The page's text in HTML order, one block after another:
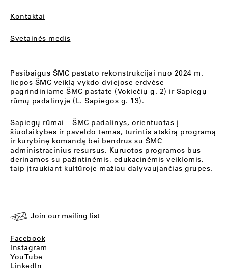
Kontaktai
Svetainės medis
Pasibaigus ŠMC pastato rekonstrukcijai nuo 2024 m.
liepos ŠMC veiklą vykdo dviejose erdvėse –
pagrindiniame ŠMC pastate (Vokiečių g. 2) ir Sapiegų
rūmų padalinyje (L. Sapiegos g. 13).
Sapiegų rūmai – ŠMC padalinys, orientuotas į
šiuolaikybės ir paveldo temas, turintis atskirą programą
ir kūrybinę komandą bei bendrus su ŠMC
administracinius resursus. Kuruotos programos bus
derinamos su pažintinėmis, edukacinėmis veiklomis,
taip įtraukiant kultūroje mažiau dalyvaujančias grupes.
Join our mailing list
Facebook
Instagram
YouTube
LinkedIn